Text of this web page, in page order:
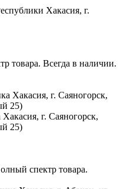
Хакасия, г.
товара. Всегда в наличии.
г. Саяногорск,
25)
спектр товара.